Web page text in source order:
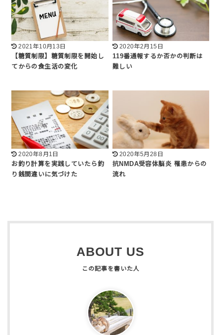
2021年10月13日
【糖質制限】糖質制限を開始し
てからの食生活の変化
2020年2月15日
119番通報するか否かの判断は
難しい
2020年8月1日
お釣り計算を実践していたら釣
り銭間違いに気づけた
2020年5月28日
抗NMDA受容体脳炎 罹患からの
流れ
ABOUT US